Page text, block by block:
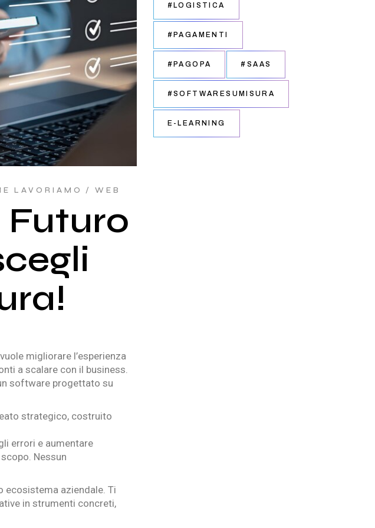
4.0
e
LAVORIAMO WEB
Futuro
migliorare l’esperienza
a scalare con il business.
software progettato su
strategico, costruito
errori e aumentare
Nessun
ecosistema aziendale. Ti
in strumenti concreti,
#LOGISTICA
#PAGAMENTI
#PAGOPA #SAAS
#SOFTWARESUMISURA
E-LEARNING